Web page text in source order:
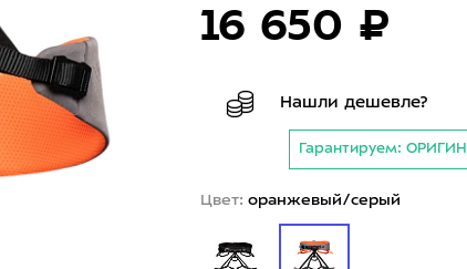
16 650 ₽
Нашли дешевле?
Гарантируем:
Цвет: оранжевый/серый